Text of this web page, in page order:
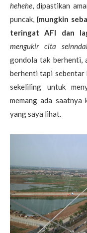
hehehe, dipastikan
puncak, (mungkin
teringat AFI dan
mengukir cita
gondola tak berhenti,
berhenti tapi sebentar
sekeliling untuk
memang ada saatnya
yang saya lihat.